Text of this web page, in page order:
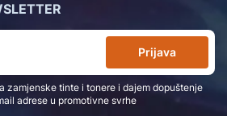
Prijava
zamjenske tinte i tonere i dajem dopuštenje
adrese u promotivne svrhe